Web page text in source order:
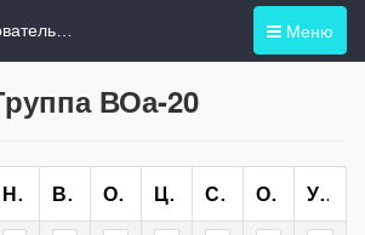
Меню
ВОа-20
Направление/специальность Всего ОО ЦН СН ОП Учебный План